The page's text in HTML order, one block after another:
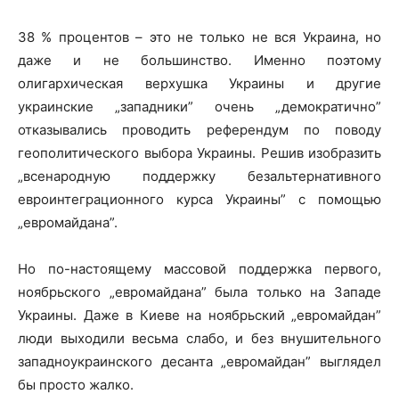
38 % процентов – это не только не вся Украина, но
даже и не большинство. Именно поэтому
олигархическая верхушка Украины и другие
украинские „западники” очень „демократично”
отказывались проводить референдум по поводу
геополитического выбора Украины. Решив изобразить
„всенародную поддержку безальтернативного
евроинтеграционного курса Украины” с помощью
„евромайдана”.
Но по-настоящему массовой поддержка первого,
ноябрьского „евромайдана” была только на Западе
Украины. Даже в Киеве на ноябрьский „евромайдан”
люди выходили весьма слабо, и без внушительного
западноукраинского десанта „евромайдан” выглядел
бы просто жалко.